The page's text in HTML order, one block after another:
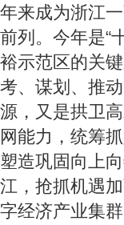
年来成为浙江
前列。今年是“
裕示范区的关
考、谋划、推
源，又是拱卫
网能力，统筹
塑造巩固向上
江，抢抓机遇
字经济产业集